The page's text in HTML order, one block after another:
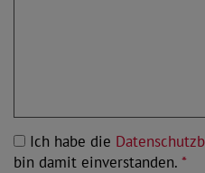
Ich habe die
bin damit einverstanden. *